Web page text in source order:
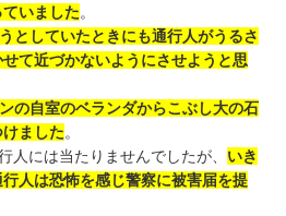
いました。
としていたときにも通行人がうるさ
て近づかないようにさせようと思
の自室のベランダからこぶし大の石
ました。
人には当たりませんでしたが、 いき
人は恐怖を感じ警察に被害届を提